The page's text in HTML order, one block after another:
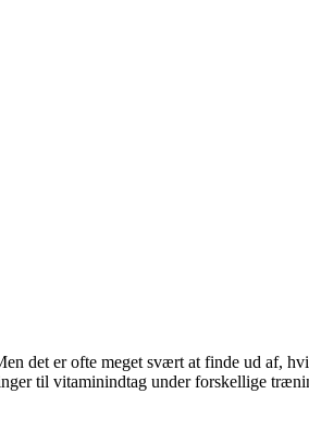
det er ofte meget svært at finde ud af,
til vitaminindtag under forskellige